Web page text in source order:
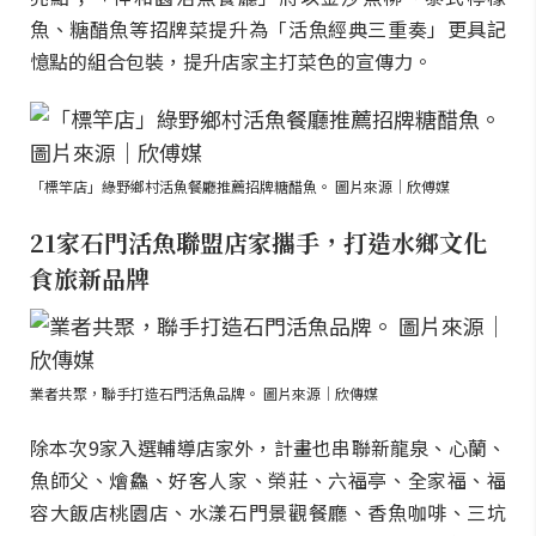
魚、糖醋魚等招牌菜提升為「活魚經典三重奏」更具記
憶點的組合包裝，提升店家主打菜色的宣傳力。
「標竿店」綠野鄉村活魚餐廳推薦招牌糖醋魚。 圖片來源｜欣傅媒
21家石門活魚聯盟店家攜手，打造水鄉文化
食旅新品牌
業者共聚，聯手打造石門活魚品牌。 圖片來源｜欣傳媒
除本次9家入選輔導店家外，計畫也串聯新龍泉、心蘭、
魚師父、燴鱻、好客人家、榮莊、六福亭、全家福、福
容大飯店桃園店、水漾石門景觀餐廳、香魚咖啡、三坑